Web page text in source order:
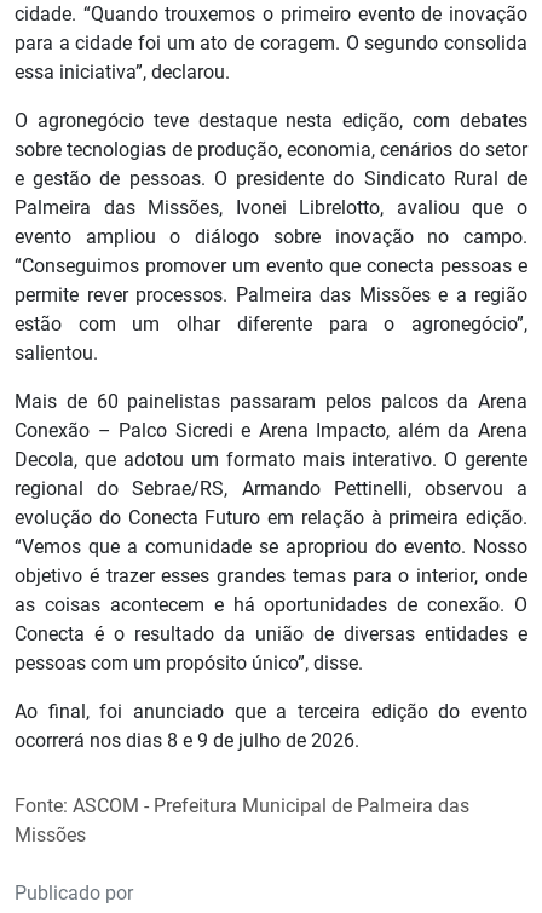
cidade. “Quando trouxemos o primeiro evento de inovação
para a cidade foi um ato de coragem. O segundo consolida
essa iniciativa”, declarou.
O agronegócio teve destaque nesta edição, com debates
sobre tecnologias de produção, economia, cenários do setor
e gestão de pessoas. O presidente do Sindicato Rural de
Palmeira das Missões, Ivonei Librelotto, avaliou que o
evento ampliou o diálogo sobre inovação no campo.
“Conseguimos promover um evento que conecta pessoas e
permite rever processos. Palmeira das Missões e a região
estão com um olhar diferente para o agronegócio”,
salientou.
Mais de 60 painelistas passaram pelos palcos da Arena
Conexão – Palco Sicredi e Arena Impacto, além da Arena
Decola, que adotou um formato mais interativo. O gerente
regional do Sebrae/RS, Armando Pettinelli, observou a
evolução do Conecta Futuro em relação à primeira edição.
“Vemos que a comunidade se apropriou do evento. Nosso
objetivo é trazer esses grandes temas para o interior, onde
as coisas acontecem e há oportunidades de conexão. O
Conecta é o resultado da união de diversas entidades e
pessoas com um propósito único”, disse.
Ao final, foi anunciado que a terceira edição do evento
ocorrerá nos dias 8 e 9 de julho de 2026.
Fonte: ASCOM - Prefeitura Municipal de Palmeira das
Missões
Publicado por